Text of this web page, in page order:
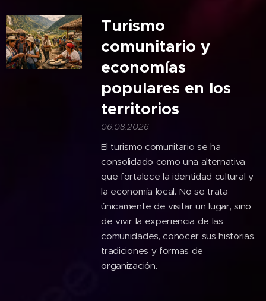
Turismo
comunitario y
economías
populares en los
territorios
06.08.2026
El turismo comunitario se ha
consolidado como una alternativa
que fortalece la identidad cultural y
la economía local. No se trata
únicamente de visitar un lugar, sino
de vivir la experiencia de las
comunidades, conocer sus historias,
tradiciones y formas de
organización.